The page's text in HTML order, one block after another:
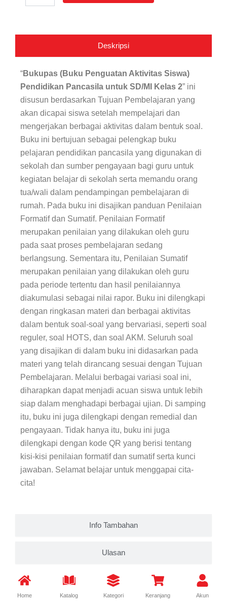
(Pendekatan
Deep
Learning)
Deskripsi
Info Tambahan
Ulasan
“Bukupas (Buku Penguatan Aktivitas Siswa)
Pendidikan Pancasila untuk SD/MI Kelas 2” ini
disusun berdasarkan Tujuan Pembelajaran yang
akan dicapai siswa setelah mempelajari dan
mengerjakan berbagai aktivitas dalam bentuk soal.
Buku ini bertujuan sebagai pelengkap buku
pelajaran pendidikan pancasila yang digunakan di
sekolah dan sumber pengayaan bagi guru untuk
kegiatan belajar di sekolah serta memandu orang
tua/wali dalam pendampingan pembelajaran di
rumah. Pada buku ini disajikan panduan Penilaian
Formatif dan Sumatif. Penilaian Formatif
merupakan penilaian yang dilakukan oleh guru
pada saat proses pembelajaran sedang
berlangsung. Sementara itu, Penilaian Sumatif
merupakan penilaian yang dilakukan oleh guru
pada periode tertentu dan hasil penilaiannya
diakumulasi sebagai nilai rapor. Buku ini dilengkapi
dengan ringkasan materi dan berbagai aktivitas
dalam bentuk soal-soal yang bervariasi, seperti soal
reguler, soal HOTS, dan soal AKM. Seluruh soal
yang disajikan di dalam buku ini didasarkan pada
materi yang telah dirancang sesuai dengan Tujuan
Pembelajaran. Melalui berbagai variasi soal ini,
diharapkan dapat menjadi acuan siswa untuk lebih
siap dalam menghadapi berbagai ujian. Di samping
itu, buku ini juga dilengkapi dengan remedial dan
pengayaan. Tidak hanya itu, buku ini juga
dilengkapi dengan kode QR yang berisi tentang
kisi-kisi penilaian formatif dan sumatif serta kunci
jawaban. Selamat belajar untuk menggapai cita-
cita!
Home Katalog Kategori Keranjang Akun